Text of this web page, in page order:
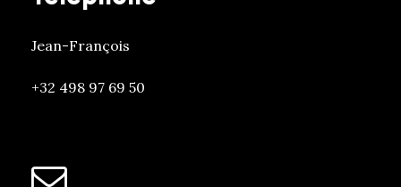
Jean-François
+32 498 97 69 50